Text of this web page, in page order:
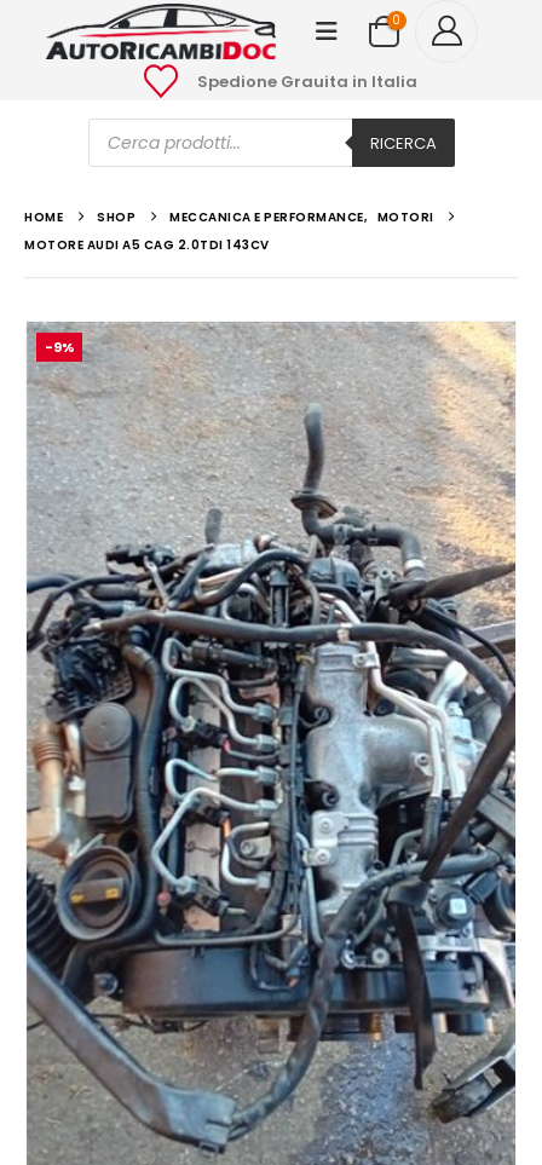
0
Spedione Grauita in Italia
Ricerca
prodotti RICERCA
HOME SHOP MECCANICA E PERFORMANCE, MOTORI
MOTORE AUDI A5 CAG 2.0TDI 143CV
-9%